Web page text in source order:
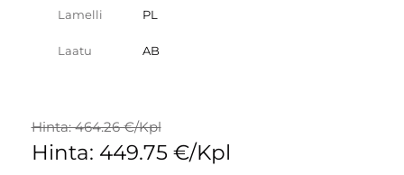
Lamelli PL
Laatu AB
Hinta: 464.26 €/Kpl
Hinta: 449.75 €/Kpl